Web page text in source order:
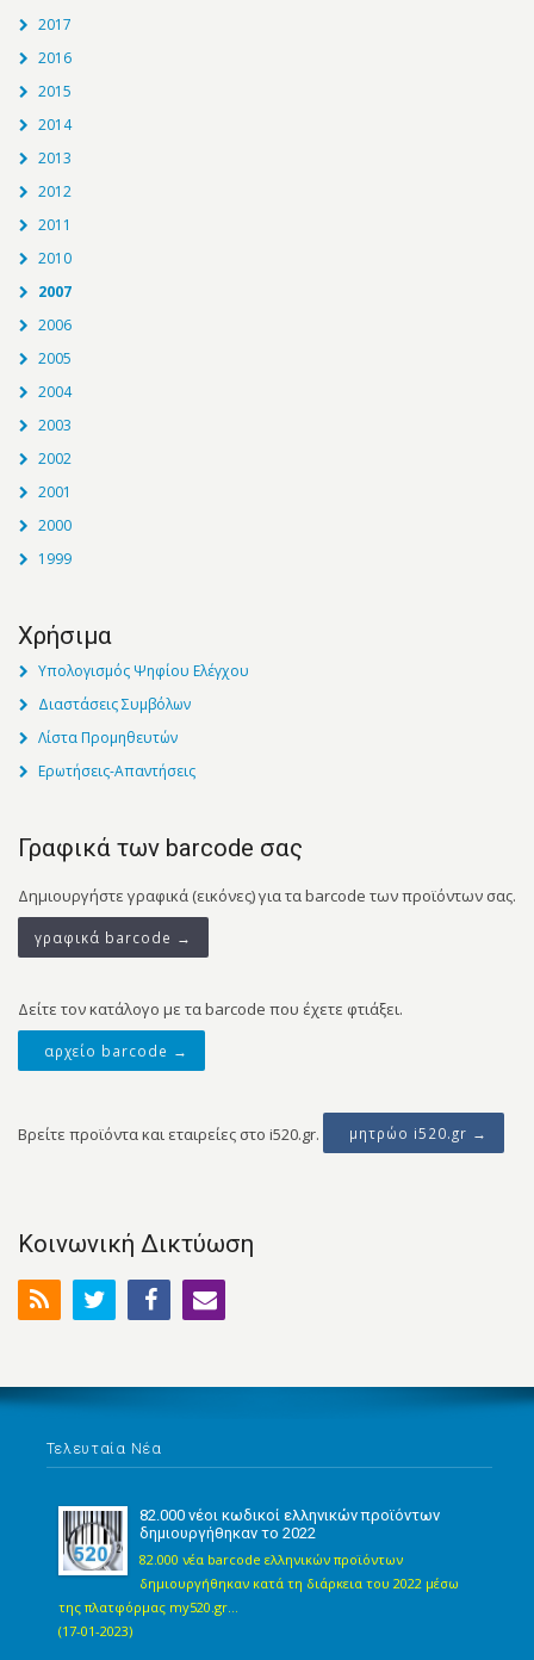
2017
2016
2015
2014
2013
2012
2011
2010
2007
2006
2005
2004
2003
2002
2001
2000
1999
Χρήσιμα
Υπολογισμός Ψηφίου Ελέγχου
Διαστάσεις Συμβόλων
Λίστα Προμηθευτών
Ερωτήσεις-Απαντήσεις
Γραφικά των barcode σας
Δημιουργήστε γραφικά (εικόνες) για τα barcode των προϊόντων σας.
γραφικά barcode →
Δείτε τον κατάλογο με τα barcode που έχετε φτιάξει.
αρχείο barcode →
Βρείτε προϊόντα και εταιρείες στο i520.gr. μητρώο i520.gr →
Κοινωνική Δικτύωση
Τελευταία Νέα
82.000 νέοι κωδικοί ελληνικών προϊόντων
δημιουργήθηκαν το 2022
82.000 νέα barcode ελληνικών προϊόντων
δημιουργήθηκαν κατά τη διάρκεια του 2022 μέσω
της πλατφόρμας my520.gr...
(17-01-2023)